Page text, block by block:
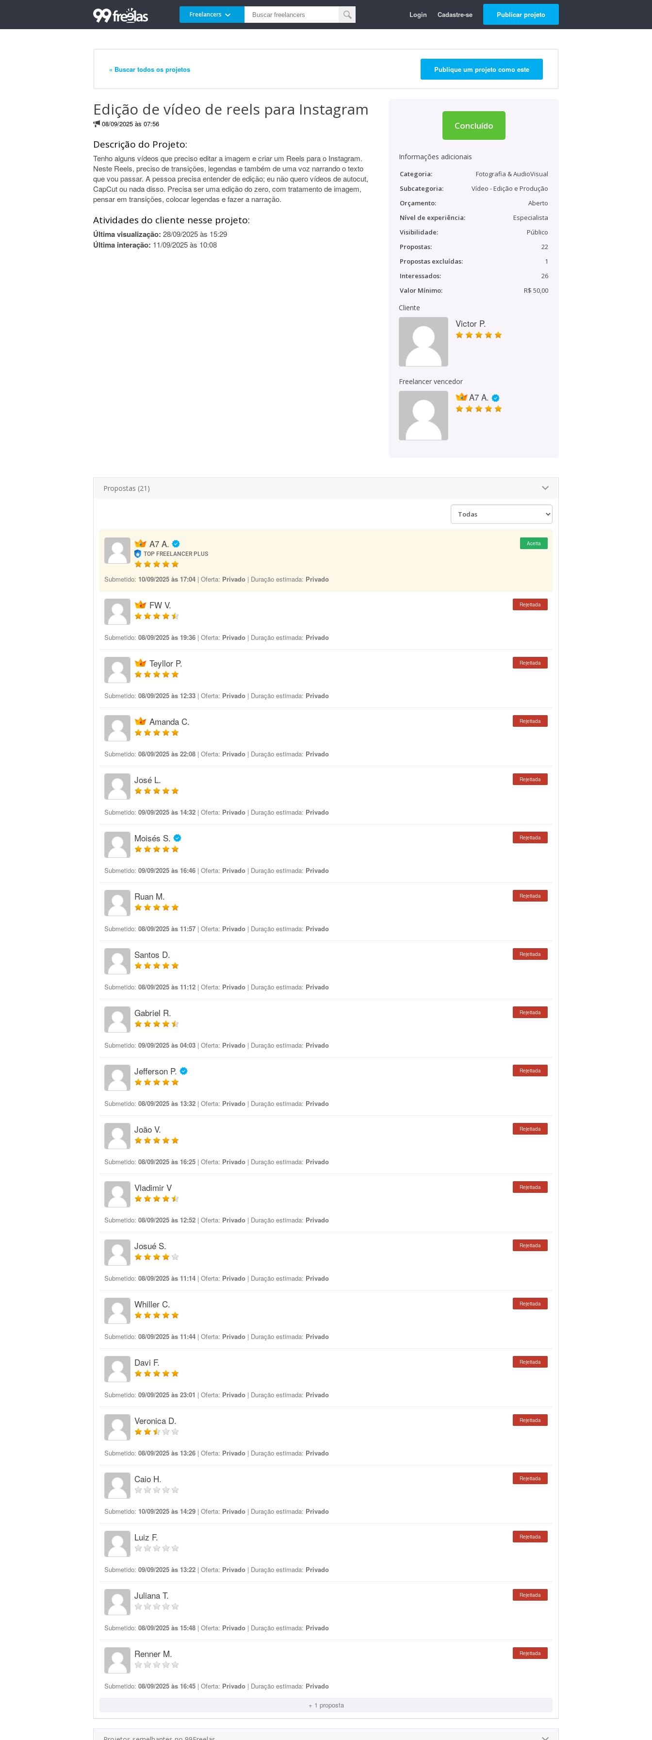
Freelancers Login Cadastre-se Publicar projeto
« Buscar todos os projetos Publique um projeto como este
Edição de vídeo de reels para Instagram
08/09/2025 às 07:56
Descrição do Projeto:
Tenho alguns vídeos que preciso editar a imagem e criar um Reels para o Instagram.
Neste Reels, preciso de transições, legendas e também de uma voz narrando o texto
que vou passar. A pessoa precisa entender de edição; eu não quero vídeos de autocut,
CapCut ou nada disso. Precisa ser uma edição do zero, com tratamento de imagem,
pensar em transições, colocar legendas e fazer a narração.
Atividades do cliente nesse projeto:
Última visualização: 28/09/2025 às 15:29
Última interação: 11/09/2025 às 10:08
Concluído
Informações adicionais
Categoria:
Fotografia & AudioVisual
Subcategoria:
Vídeo - Edição e Produção
Orçamento:
Aberto
Nível de experiência:
Especialista
Visibilidade:
Público
Propostas:
22
Propostas excluídas:
1
Interessados:
26
Valor Mínimo:
R$ 50,00
Cliente
Victor P.
Freelancer vencedor
A7 A.
Propostas (21)
A7 A.
TOP FREELANCER PLUS
Aceita
Submetido: 10/09/2025 às 17:04 | Oferta: Privado | Duração estimada: Privado
FW V. Rejeitada
Submetido: 08/09/2025 às 19:36 | Oferta: Privado | Duração estimada: Privado
Teyllor P. Rejeitada
Submetido: 08/09/2025 às 12:33 | Oferta: Privado | Duração estimada: Privado
Amanda C. Rejeitada
Submetido: 08/09/2025 às 22:08 | Oferta: Privado | Duração estimada: Privado
José L. Rejeitada
Submetido: 09/09/2025 às 14:32 | Oferta: Privado | Duração estimada: Privado
Moisés S. Rejeitada
Submetido: 09/09/2025 às 16:46 | Oferta: Privado | Duração estimada: Privado
Ruan M. Rejeitada
Submetido: 08/09/2025 às 11:57 | Oferta: Privado | Duração estimada: Privado
Santos D. Rejeitada
Submetido: 08/09/2025 às 11:12 | Oferta: Privado | Duração estimada: Privado
Gabriel R. Rejeitada
Submetido: 09/09/2025 às 04:03 | Oferta: Privado | Duração estimada: Privado
Jefferson P. Rejeitada
Submetido: 08/09/2025 às 13:32 | Oferta: Privado | Duração estimada: Privado
João V. Rejeitada
Submetido: 08/09/2025 às 16:25 | Oferta: Privado | Duração estimada: Privado
Vladimir V Rejeitada
Submetido: 08/09/2025 às 12:52 | Oferta: Privado | Duração estimada: Privado
Josué S. Rejeitada
Submetido: 08/09/2025 às 11:14 | Oferta: Privado | Duração estimada: Privado
Whiller C. Rejeitada
Submetido: 08/09/2025 às 11:44 | Oferta: Privado | Duração estimada: Privado
Davi F. Rejeitada
Submetido: 09/09/2025 às 23:01 | Oferta: Privado | Duração estimada: Privado
Veronica D. Rejeitada
Submetido: 08/09/2025 às 13:26 | Oferta: Privado | Duração estimada: Privado
Caio H. Rejeitada
Submetido: 10/09/2025 às 14:29 | Oferta: Privado | Duração estimada: Privado
Luiz F. Rejeitada
Submetido: 09/09/2025 às 13:22 | Oferta: Privado | Duração estimada: Privado
Juliana T. Rejeitada
Submetido: 08/09/2025 às 15:48 | Oferta: Privado | Duração estimada: Privado
Renner M. Rejeitada
Submetido: 08/09/2025 às 16:45 | Oferta: Privado | Duração estimada: Privado
+ 1 proposta